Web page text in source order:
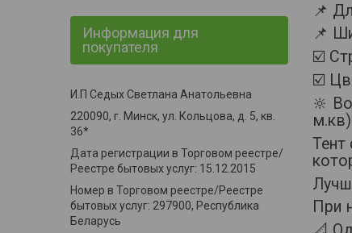
📌
📌
☑️
☑️
🔆
Тент
При
Информация для
покупателя
И.П Седых Светлана Анатольевна
220090, г. Минск, ул. Кольцова, д. 5, кв.
36*
Дата регистрации в Торговом реестре/
Реестре бытовых услуг: 15.12.2015
Номер в Торговом реестре/Реестре
бытовых услуг: 297900, Республика
Беларусь